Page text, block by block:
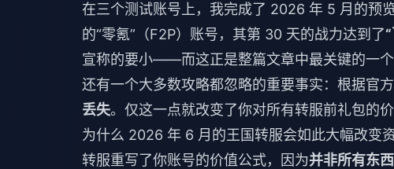
在三个测试账号上，我完成了 2026 年 5 月的预
的“零氪”（F2P）账号，其第 30 天的战力达到了
宣称的要小——而这正是整篇文章中最关键的一个
还有一个大多数攻略都忽略的重要事实：根据官方
丢失。仅这一点就改变了你对所有转服前礼包的价
为什么 2026 年 6 月的王国转服会如此大幅改变资
转服重写了你账号的价值公式，因为并非所有东